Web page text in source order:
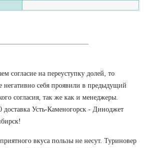
согласие на переуступку долей, то
негативно себя проявили в предыдущий
согласия, так же как и менеджеры.
доставка Усть-Каменогорск - Диноджет
вкуса пользы не несут. Туриновер